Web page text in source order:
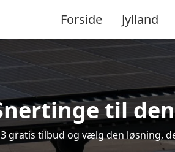
Forside Jylland
til
gratis tilbud og vælg den løsning,